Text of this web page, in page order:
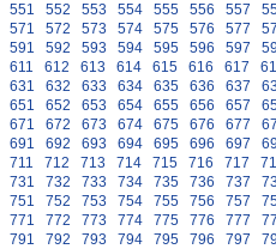
551 552 553 554 555 556 557
571 572 573 574 575 576 577
591 592 593 594 595 596 597
611 612 613 614 615 616 617
631 632 633 634 635 636 637
651 652 653 654 655 656 657
671 672 673 674 675 676 677
691 692 693 694 695 696 697
711 712 713 714 715 716 717
731 732 733 734 735 736 737
751 752 753 754 755 756 757
771 772 773 774 775 776 777
791 792 793 794 795 796 797